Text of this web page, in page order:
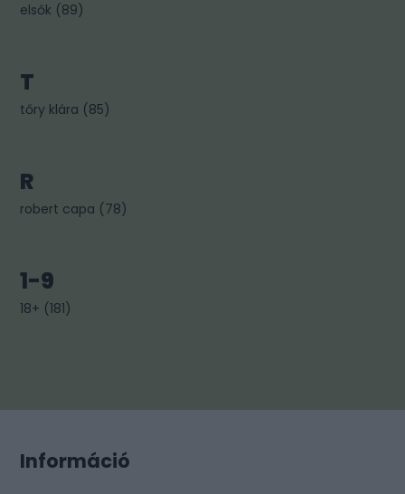
elsők (89)
T
tőry klára (85)
R
robert capa (78)
1-9
18+ (181)
Információ